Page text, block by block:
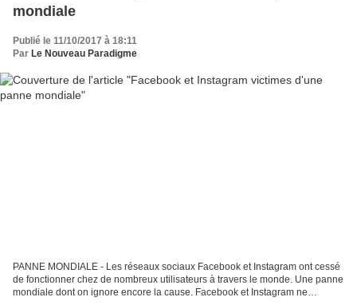
mondiale
Publié le 11/10/2017 à 18:11
Par Le Nouveau Paradigme
PANNE MONDIALE - Les réseaux sociaux Facebook et Instagram ont cessé
de fonctionner chez de nombreux utilisateurs à travers le monde. Une panne
mondiale dont on ignore encore la cause. Facebook et Instagram ne